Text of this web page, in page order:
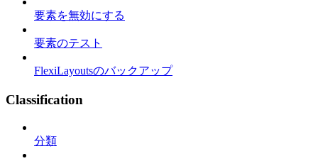
要素を無効にする
要素のテスト
FlexiLayoutsのバックアップ
Classification
分類